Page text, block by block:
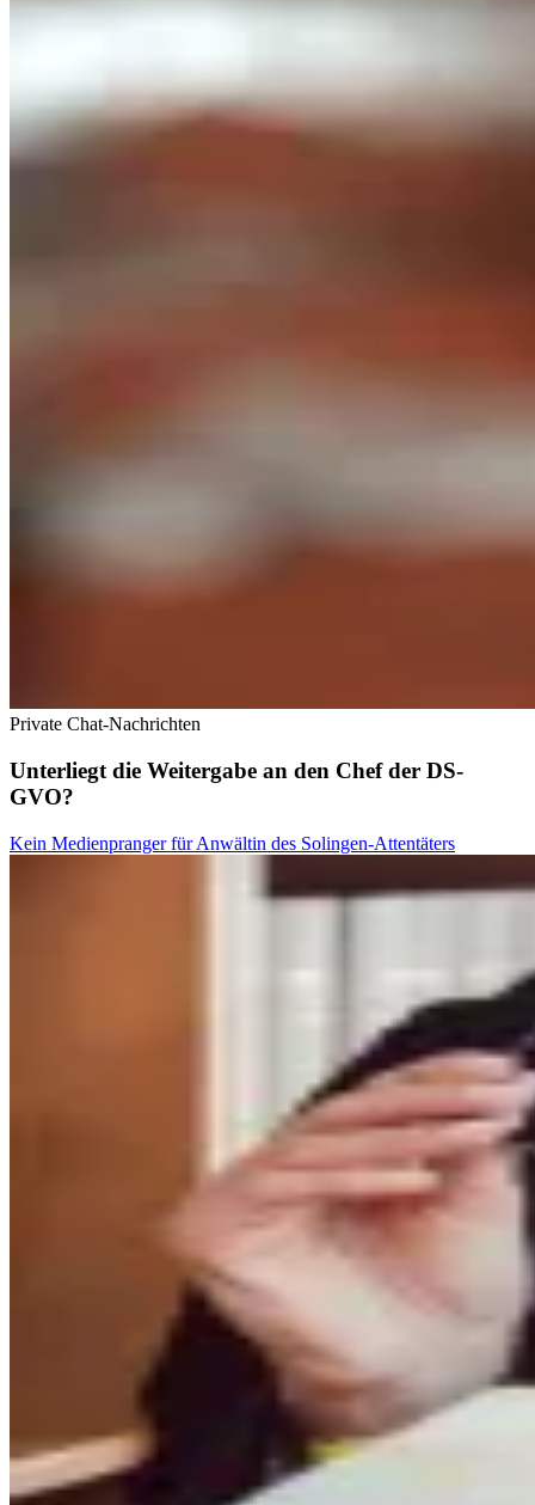
Private Chat-Nachrichten
Unterliegt die Weitergabe an den Chef der DS-
GVO?
Kein Medienpranger für Anwältin des Solingen-Attentäters